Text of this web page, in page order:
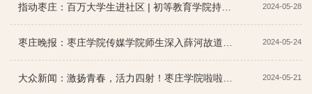
指动枣庄：百万大学生进社区 | 初等教育学院持续擦亮“非遗进社区美育浸润志愿服务项目”品牌 2024-05-28
2024-05-24
2024-05-21